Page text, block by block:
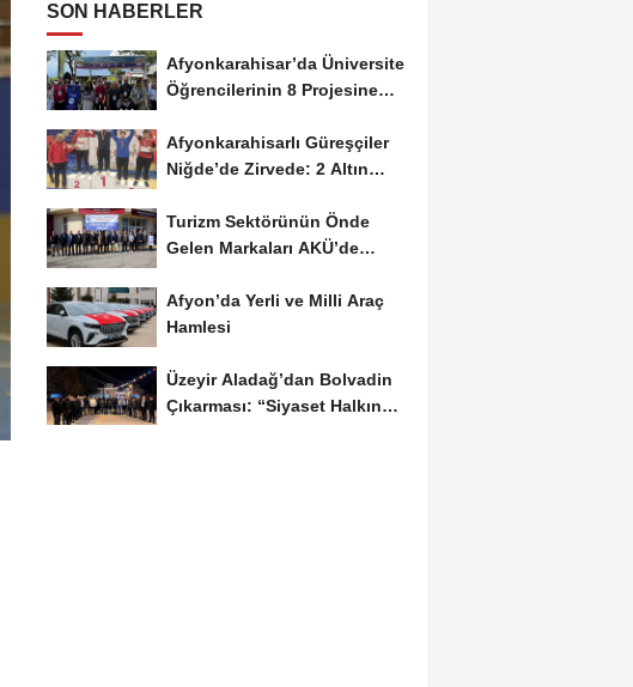
SON HABERLER
Afyonkarahisar’da Üniversite
Öğrencilerinin 8 Projesine
Afyonkarahisarlı Güreşçiler
Niğde’de Zirvede: 2 Altın
Turizm Sektörünün Önde
Gelen Markaları AKÜ’de
Afyon’da Yerli ve Milli Araç
Hamlesi
Üzeyir Aladağ’dan Bolvadin
Çıkarması: “Siyaset Halkın